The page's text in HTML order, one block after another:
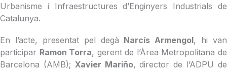
Urbanisme i Infraestructures d’Enginyers Industrials de
Catalunya.
En l’acte, presentat pel degà Narcís Armengol, hi van
participar Ramon Torra, gerent de l’Àrea Metropolitana de
Barcelona (AMB); Xavier Mariño, director de l’ADPU de